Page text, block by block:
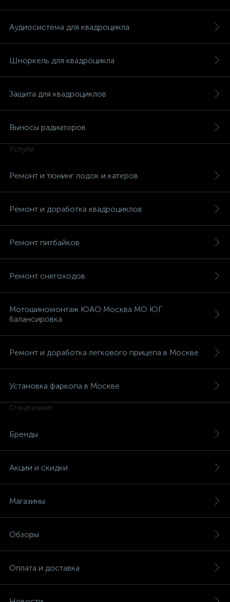
Аудиосистема для квадроцикла
Шноркель для квадроцикла
Защита для квадроциклов
Выносы радиаторов
Услуги
Ремонт и тюнинг лодок и катеров
Ремонт и доработка квадроциклов
Ремонт питбайков
Ремонт снегоходов
Мотошиномонтаж ЮАО Москва МО ЮГ
балансировка
Ремонт и доработка легкового прицепа в Москве
Установка фаркопа в Москве
О магазине
Бренды
Акции и скидки
Магазины
Обзоры
Оплата и доставка